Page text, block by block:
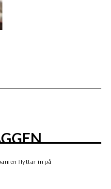
flyttar in på